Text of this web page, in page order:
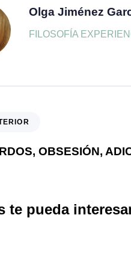
Olga Jiménez
FILOSOFÍA
OBSESIÓN,
te pueda